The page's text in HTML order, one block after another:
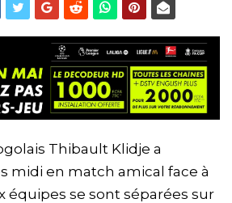
Thibault Klidje a
midi en match amical face à
équipes se sont séparées sur